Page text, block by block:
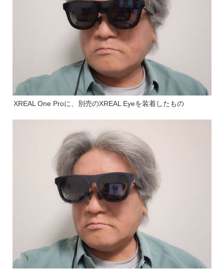
XREAL One Proに、別売のXREAL Eyeを装着したもの